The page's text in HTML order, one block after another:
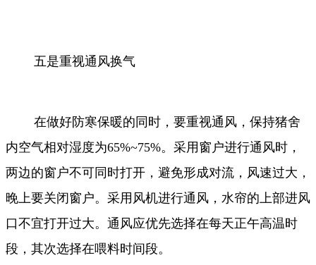
五是重视通风换气
在做好防寒保暖的同时，要重视通风，保持猪舍
内空气相对湿度为65%~75%。采用窗户进行通风时，
两边的窗户不可同时打开，避免形成对流，风速过大，
晚上要关闭窗户。采用风机进行通风，水帘的上部进风
口不宜打开过大。通风应优先选择在每天正午高温时
段，其次选择在喂料时间段。